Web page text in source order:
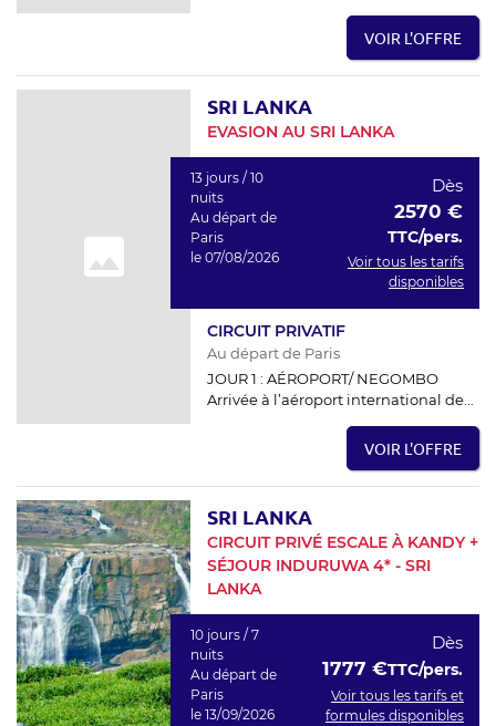
VOIR L'OFFRE
SRI LANKA
EVASION AU SRI LANKA
13 jours / 10
nuits
Au départ de
Paris
le 07/08/2026
Dès
2570 €
TTC/pers.
Voir tous les tarifs
disponibles
CIRCUIT PRIVATIF
Au départ de Paris
JOUR 1 : AÉROPORT/ NEGOMBO
Arrivée à l’aéroport international de...
VOIR L'OFFRE
SRI LANKA
CIRCUIT PRIVÉ ESCALE À KANDY +
SÉJOUR INDURUWA 4* - SRI
LANKA
10 jours / 7
nuits
Au départ de
Paris
le 13/09/2026
Dès
1777 €TTC/pers.
Voir tous les tarifs et
formules disponibles